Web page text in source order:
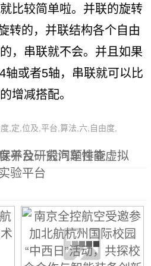
较简单啦。并联的旋转
转的，并联结构各个自由
，串联就不会。并且如果
轴或者5轴，串联就可以比
增减搭配。
,定,位及,平台,算法,六,自由度,
养及一般问题排查
平台研究汽车性能虚拟
验平台